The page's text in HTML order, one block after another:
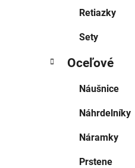
Retiazky
Sety
Oceľové
Náušnice
Náhrdelníky
Náramky
Prstene